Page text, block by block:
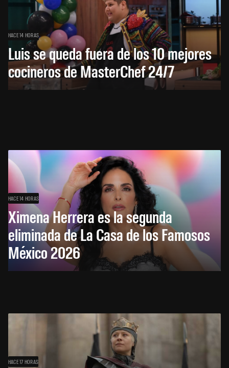
HACE 14 HORAS
Luis se queda fuera de los 10 mejores
cocineros de MasterChef 24/7
HACE 14 HORAS
Ximena Herrera es la segunda
eliminada de La Casa de los Famosos
México 2026
HACE 17 HORAS